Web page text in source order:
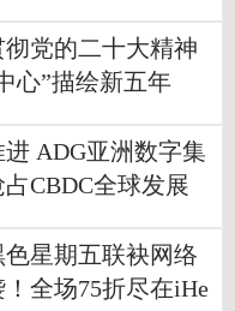
党的二十大精神
心”描绘新五年
ADG亚洲数字集
CBDC全球发展
星期五联袂网络
全场75折尽在iHe